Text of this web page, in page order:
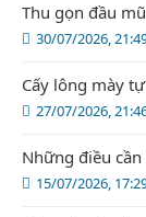
30/07/2026,
Thu gọn đầu
27/07/2026,
Cấy lông mày
15/07/2026,
Những điều